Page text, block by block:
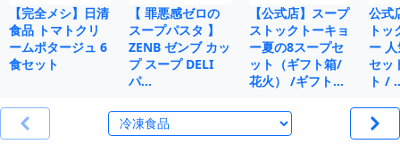
【完全メシ】日清
食品 トマトクリ
ームポタージュ 6
食セット
【 罪悪感ゼロの
スープパスタ 】
ZENB ゼンブ カッ
プ スープ DELI
パ…
【公式店】スープ
ストックトーキョ
ー夏の8スープセ
ット（ギフト箱/
花火） /ギフト…
公式
ト
ー
セッ
ト /